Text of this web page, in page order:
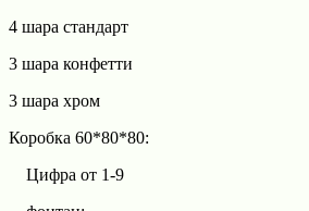
4 шара стандарт
3 шара конфетти
3 шара хром
Коробка 60*80*80:
Цифра от 1-9